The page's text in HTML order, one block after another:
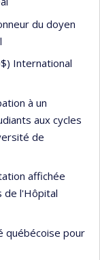
du doyen
International
à un
aux cycles
de
affichée
de l'Hôpital
québécoise pour